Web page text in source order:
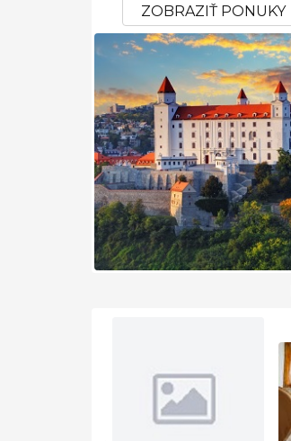
ZOBRAZIŤ PONUKY